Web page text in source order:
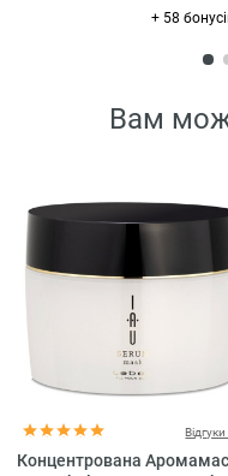
+ 58
Вам
Концентрована